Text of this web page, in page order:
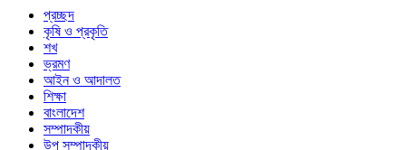
প্রচ্ছদ
কৃষি ও প্রকৃতি
শখ
ভ্রমণ
আইন ও আদালত
শিক্ষা
বাংলাদেশ
সম্পাদকীয়
উপ সম্পাদকীয়